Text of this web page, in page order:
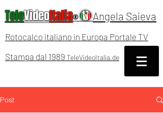
TeleVideoItalia® Angela Saieva
Rotocalco italiano in Europa Portale TV
Stampa dal 1989 TeleVideoItalia.de
Post